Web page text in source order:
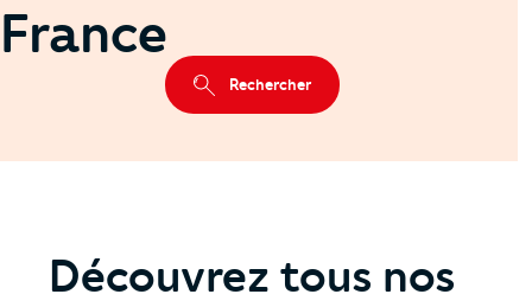
France
Rechercher
Découvrez tous nos